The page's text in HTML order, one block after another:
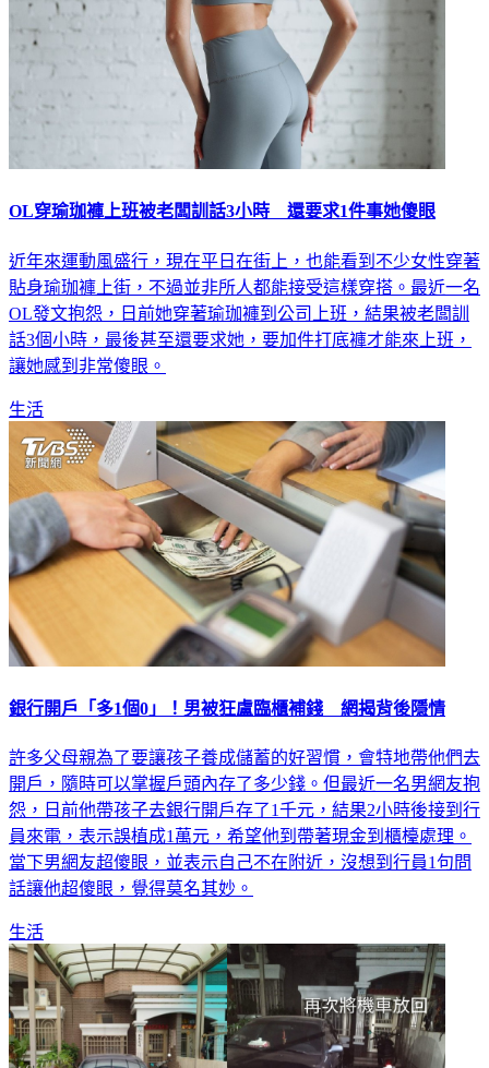
OL穿瑜珈褲上班被老闆訓話3小時 還要求1件事她傻眼
近年來運動風盛行，現在平日在街上，也能看到不少女性穿著
貼身瑜珈褲上街，不過並非所人都能接受這樣穿搭。最近一名
OL發文抱怨，日前她穿著瑜珈褲到公司上班，結果被老闆訓
話3個小時，最後甚至還要求她，要加件打底褲才能來上班，
讓她感到非常傻眼。
生活
銀行開戶「多1個0」！男被狂盧臨櫃補錢 網揭背後隱情
許多父母親為了要讓孩子養成儲蓄的好習慣，會特地帶他們去
開戶，隨時可以掌握戶頭內存了多少錢。但最近一名男網友抱
怨，日前他帶孩子去銀行開戶存了1千元，結果2小時後接到行
員來電，表示誤植成1萬元，希望他到帶著現金到櫃檯處理。
當下男網友超傻眼，並表示自己不在附近，沒想到行員1句問
話讓他超傻眼，覺得莫名其妙。
生活